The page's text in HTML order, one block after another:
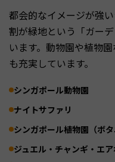
都会的なイメージが強
割が緑地という「ガー
います。動物園や植物
も充実しています。
シンガポール動物園
ナイトサファリ
シンガポール植物園（ボタ
ジュエル・チャンギ・エア